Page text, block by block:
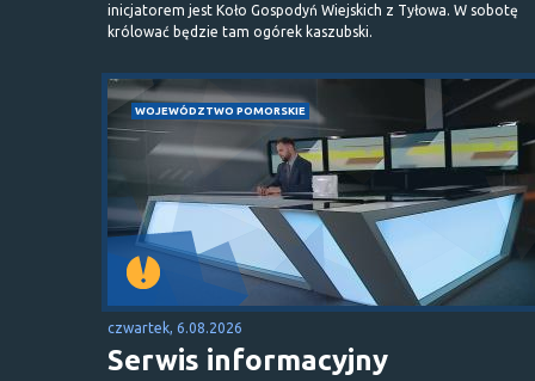
inicjatorem jest Koło Gospodyń Wiejskich z Tyłowa. W sobotę
królować będzie tam ogórek kaszubski.
WOJEWÓDZTWO POMORSKIE
czwartek, 6.08.2026
Serwis informacyjny